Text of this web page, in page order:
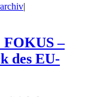
|
FOKUS –
des EU-